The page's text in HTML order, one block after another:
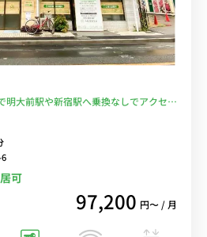
明大前駅や新宿駅へ乗換なしでアクセ
/人気の角部屋♪デスク・チェア完備＆
のあるお部屋■選べるWi-Fi格安レンタ
可
97,200 円〜 / 月